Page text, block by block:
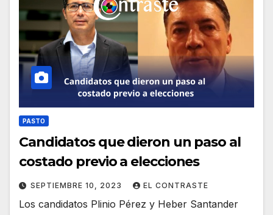
PASTO
Candidatos que dieron un paso al
costado previo a elecciones
SEPTIEMBRE 10, 2023 EL CONTRASTE
Los candidatos Plinio Pérez y Heber Santander